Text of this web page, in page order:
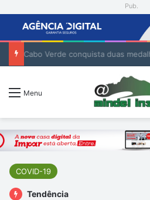
Pub.
Menu
COVID-19
Tendência